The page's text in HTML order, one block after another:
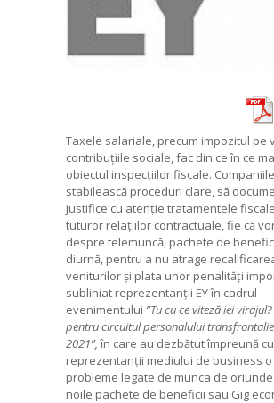
Taxele salariale, precum impozitul pe
contribuțiile sociale, fac din ce în ce
obiectul inspecțiilor fiscale.
stabilească proceduri clare, să
justifice cu atenție tratamentele
tuturor relațiilor contractuale, fie că
despre telemuncă, pachete de
diurnă, pentru a nu atrage
veniturilor și plata unor penalități
subliniat reprezentanții EY în cadrul
evenimentului ”Tu cu ce viteză iei
pentru circuitul personalului
2021”,în care au dezbătut împreună cu
reprezentanții mediului de business
probleme legate de munca de
noile pachete de beneficii sau Gig